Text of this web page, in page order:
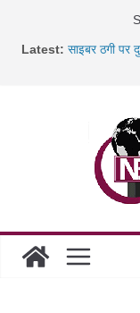
Latest: साइबर ठगी पर
रायपुर में
छत्तीसगढ़ में
गोठानों